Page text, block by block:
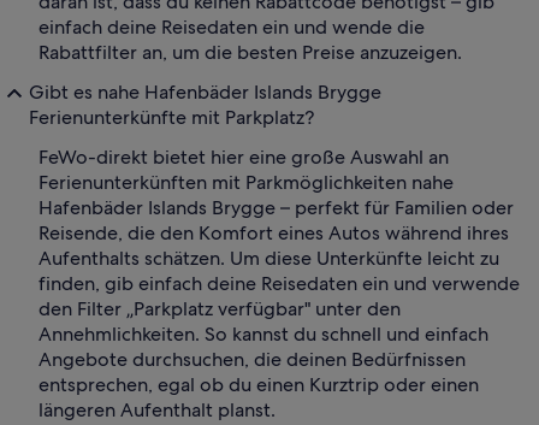
einfach deine Reisedaten ein und wende die
Rabattfilter an, um die besten Preise anzuzeigen.
Gibt es nahe Hafenbäder Islands Brygge
Ferienunterkünfte mit Parkplatz?
FeWo-direkt bietet hier eine große Auswahl an
Ferienunterkünften mit Parkmöglichkeiten nahe
Hafenbäder Islands Brygge – perfekt für Familien oder
Reisende, die den Komfort eines Autos während ihres
Aufenthalts schätzen. Um diese Unterkünfte leicht zu
finden, gib einfach deine Reisedaten ein und verwende
den Filter „Parkplatz verfügbar" unter den
Annehmlichkeiten. So kannst du schnell und einfach
Angebote durchsuchen, die deinen Bedürfnissen
entsprechen, egal ob du einen Kurztrip oder einen
längeren Aufenthalt planst.